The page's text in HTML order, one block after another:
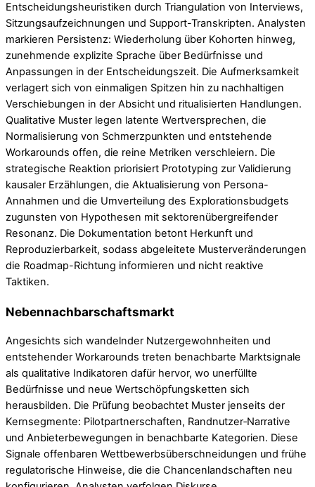
Entscheidungsheuristiken durch Triangulation von Interviews,
Sitzungsaufzeichnungen und Support-Transkripten. Analysten
markieren Persistenz: Wiederholung über Kohorten hinweg,
zunehmende explizite Sprache über Bedürfnisse und
Anpassungen in der Entscheidungszeit. Die Aufmerksamkeit
verlagert sich von einmaligen Spitzen hin zu nachhaltigen
Verschiebungen in der Absicht und ritualisierten Handlungen.
Qualitative Muster legen latente Wertversprechen, die
Normalisierung von Schmerzpunkten und entstehende
Workarounds offen, die reine Metriken verschleiern. Die
strategische Reaktion priorisiert Prototyping zur Validierung
kausaler Erzählungen, die Aktualisierung von Persona-
Annahmen und die Umverteilung des Explorationsbudgets
zugunsten von Hypothesen mit sektorenübergreifender
Resonanz. Die Dokumentation betont Herkunft und
Reproduzierbarkeit, sodass abgeleitete Musterveränderungen
die Roadmap-Richtung informieren und nicht reaktive
Taktiken.
Nebennachbarschaftsmarkt
Angesichts sich wandelnder Nutzergewohnheiten und
entstehender Workarounds treten benachbarte Marktsignale
als qualitative Indikatoren dafür hervor, wo unerfüllte
Bedürfnisse und neue Wertschöpfungsketten sich
herausbilden. Die Prüfung beobachtet Muster jenseits der
Kernsegmente: Pilotpartnerschaften, Randnutzer‑Narrative
und Anbieterbewegungen in benachbarte Kategorien. Diese
Signale offenbaren Wettbewerbsüberschneidungen und frühe
regulatorische Hinweise, die die Chancenlandschaften neu